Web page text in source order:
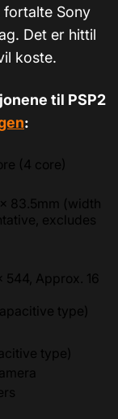
fortalte Sony
Det er hittil
koste.
til PSP2
:
(4 core)
83.5mm (width
excludes
544, Approx. 16
type)
type)